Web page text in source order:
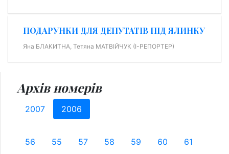
ПОДАРУНКИ ДЛЯ ДЕПУТАТІВ ПІД ЯЛИНКУ
Яна БЛАКИТНА, Тетяна МАТВІЙЧУК (І-РЕПОРТЕР)
Архів номерів
2007 2006
56 55 57 58 59 60
61